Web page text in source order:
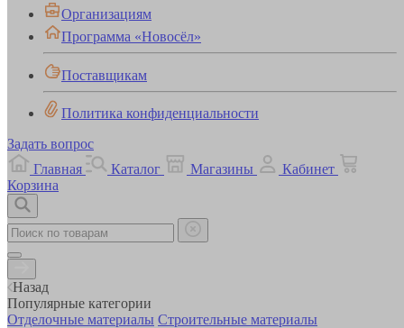
Организациям
Программа «Новосёл»
Поставщикам
Политика конфиденциальности
Задать вопрос
Главная
Каталог Магазины
Кабинет
Корзина
Назад
Популярные категории
Отделочные материалы Строительные материалы